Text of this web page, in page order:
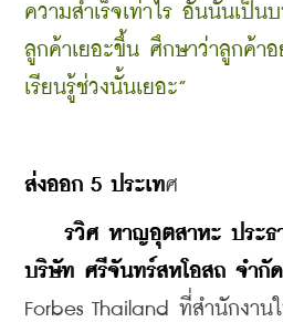
ความสำเร็จเท่าไร อันนั้นเป็น
ลูกค้าเยอะขึ้น ศึกษาว่าลูกค้า
เรียนรู้ช่วงนั้นเยอะ”
ส่งออก 5 ประเทศ
รวิศ หาญอุตสาหะ ประธ
บริษัท ศรีจันทร์สหโอสถ จำกัด
Forbes Thailand ที่สำนักงา